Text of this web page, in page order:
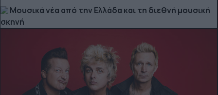
Μουσικά νέα από την Ελλάδα και τη διεθνή μουσική
σκηνή